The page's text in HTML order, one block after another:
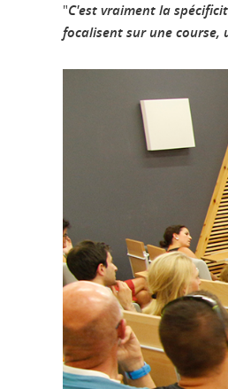
"C'est vraiment la
focalisent sur une course,